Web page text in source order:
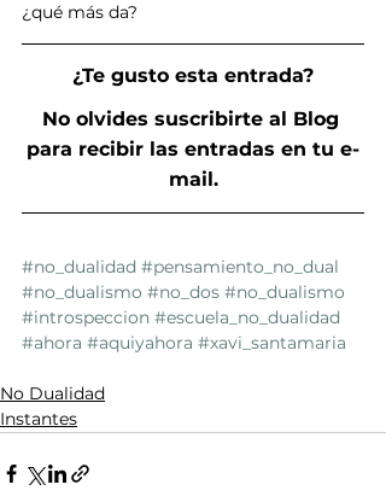
¿qué más da?
¿Te gusto esta entrada?
No olvides suscribirte al Blog
para recibir las entradas en tu e-
mail.
#no_dualidad #pensamiento_no_dual
#no_dualismo #no_dos #no_dualismo
#introspeccion #escuela_no_dualidad
#ahora #aquiyahora #xavi_santamaria
No Dualidad
Instantes